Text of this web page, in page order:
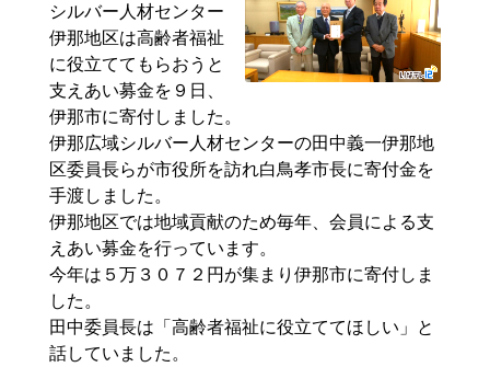
シルバー人材センター
伊那地区は高齢者福祉
に役立ててもらおうと
支えあい募金を９日、
伊那市に寄付しました。
伊那広域シルバー人材センターの田中義一伊那地
区委員長らが市役所を訪れ白鳥孝市長に寄付金を
手渡しました。
伊那地区では地域貢献のため毎年、会員による支
えあい募金を行っています。
今年は５万３０７２円が集まり伊那市に寄付しま
した。
田中委員長は「高齢者福祉に役立ててほしい」と
話していました。